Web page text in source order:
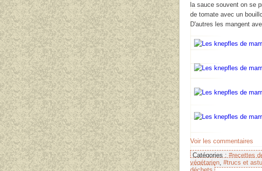
la sauce souvent on se
de tomate avec un
D'autres les mangent
Voir les commentaires
Catégories : #recettes
végétarien, #trucs et